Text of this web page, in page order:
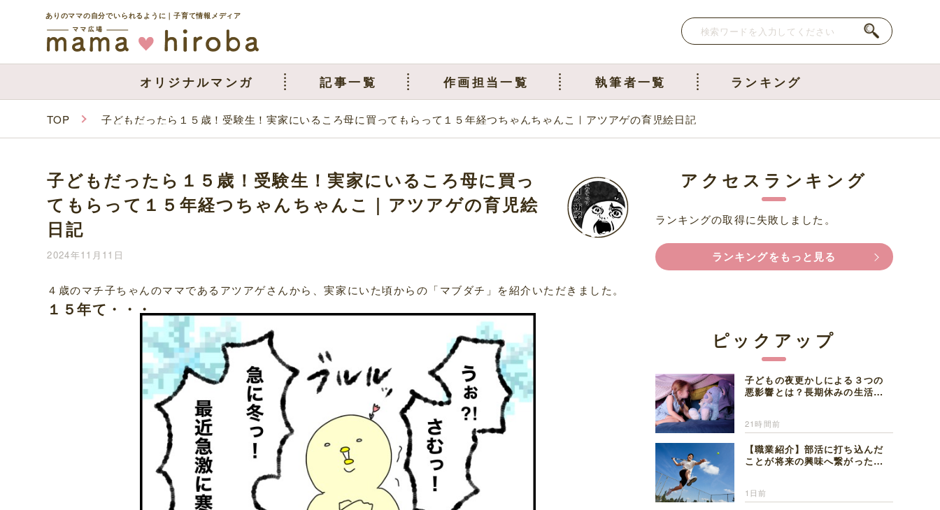
ありのママの自分でいられるように｜子育て情報メディア
オリジナルマンガ 記事一覧 作画担当一覧 執筆者一覧 ランキング
TOP 子どもだったら１５歳！受験生！実家にいるころ母に買ってもらって１５年経つちゃんちゃんこ｜アツアゲの育児絵日記
子どもだったら１５歳！受験生！実家にいるころ母に買っ
てもらって１５年経つちゃんちゃんこ｜アツアゲの育児絵
日記
2024年11月11日
４歳のマチ子ちゃんのママであるアツアゲさんから、実家にいた頃からの「マブダチ」を紹介いただきました。
１５年て・・・
アクセスランキング
ランキングの取得に失敗しました。
ランキングをもっと見る
ピックアップ
子どもの夜更かしによる３つの
悪影響とは？長期休みの生活リ
21時間前
【職業紹介】部活に打ち込んだ
ことが将来の興味へ繋がった。
1日前